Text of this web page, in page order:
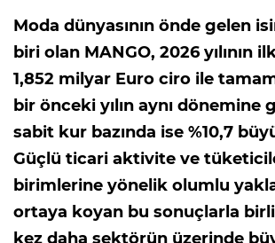
Moda dünyasının önde gelen
biri olan MANGO, 2026 yılının ilk
1,852 milyar Euro ciro ile
bir önceki yılın aynı dönemine
sabit kur bazında ise %10,7
Güçlü ticari aktivite ve
birimlerine yönelik olumlu
ortaya koyan bu sonuçlarla
kez daha sektörün üzerinde